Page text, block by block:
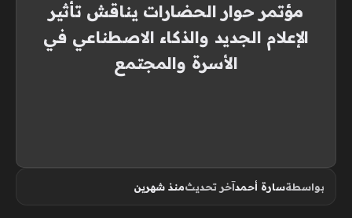
مؤتمر حوار الحضارات يناقش تأثير
الإعلام الجديد والذكاء الاصطناعي في
الأسرة والمجتمع
بواسطةسارة أحمدآخر تحديثمنذ شهرين